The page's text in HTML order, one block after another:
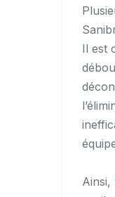
Il est
Ainsi,